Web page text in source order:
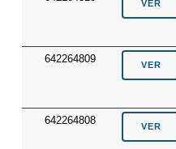
642264809
642264808